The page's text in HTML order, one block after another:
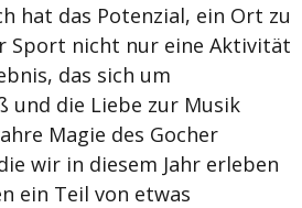
hat das Potenzial, ein Ort zu
Sport nicht nur eine Aktivität
das sich um
und die Liebe zur Musik
Magie des Gocher
wir in diesem Jahr erleben
ein Teil von etwas